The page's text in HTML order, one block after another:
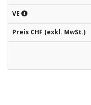
VE
Preis CHF (exkl. MwSt.)